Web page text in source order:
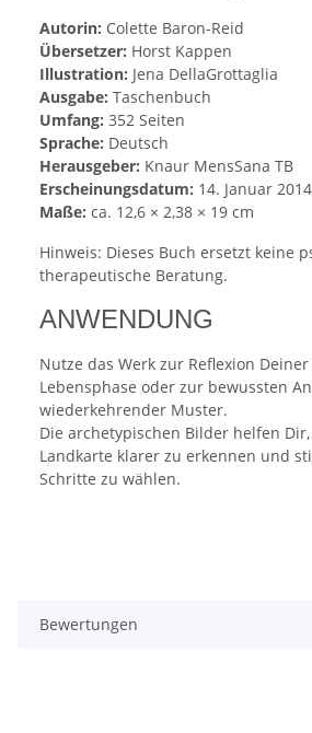
Autorin: Colette Baron-Reid
Übersetzer: Horst Kappen
Illustration: Jena DellaGrottaglia
Ausgabe: Taschenbuch
Umfang: 352 Seiten
Sprache: Deutsch
Herausgeber: Knaur MensSana TB
Erscheinungsdatum: 14. Januar 2014
Maße: ca. 12,6 × 2,38 × 19 cm
Hinweis: Dieses Buch ersetzt keine
therapeutische Beratung.
ANWENDUNG
Nutze das Werk zur Reflexion
Lebensphase oder zur bewussten
wiederkehrender Muster.
Die archetypischen Bilder helfen
Landkarte klarer zu erkennen und
Schritte zu wählen.
Bewertungen